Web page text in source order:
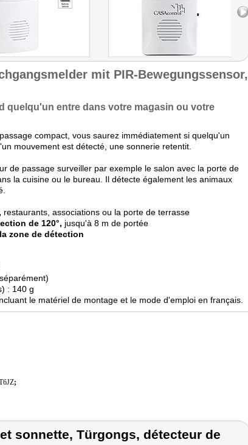
mit PIR-Bewegungssensor,
quelqu'un entre dans votre magasin ou votre
compact, vous saurez immédiatement si quelqu'un
mouvement est détecté, une sonnerie retentit.
de passage surveiller par exemple le salon avec la porte de
la cuisine ou le bureau. Il détecte également les animaux
restaurants, associations ou la porte de terrasse
de 120°, jusqu'à 8 m de portée
zone de détection
: 140 g
le matériel de montage et le mode d'emploi en français.
;
sonnette, Türgongs, détecteur de